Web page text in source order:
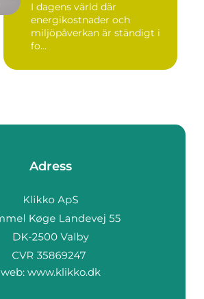
I dagens värld där
energikostnader och
miljöpåverkan är ständigt i
fo...
Adress
web: www.klikko.dk